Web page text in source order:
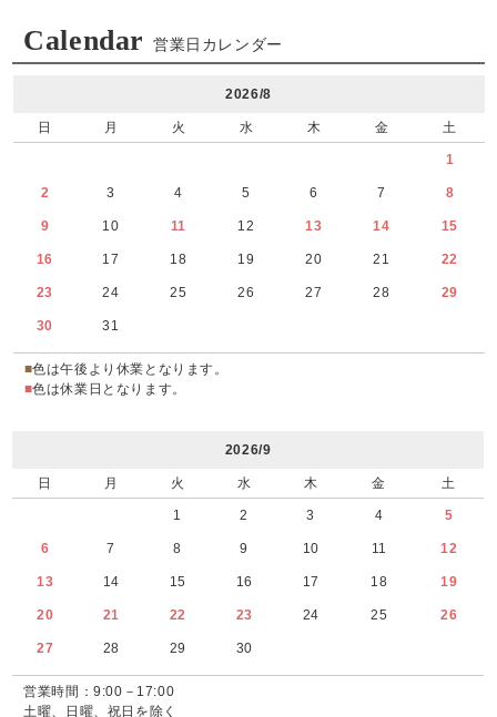
Calendar 営業日カレンダー
2026/8
日 月 火 水 木 金 土
1
2 3 4 5 6 7 8
9 10 11 12 13 14 15
16 17 18 19 20 21 22
23 24 25 26 27 28 29
30 31
■色は午後より休業となります。
■色は休業日となります。
2026/9
日 月 火 水 木 金 土
1 2 3 4 5
6 7 8 9 10 11 12
13 14 15 16 17 18 19
20 21 22 23 24 25 26
27 28 29 30
営業時間：9:00－17:00
土曜、日曜、祝日を除く